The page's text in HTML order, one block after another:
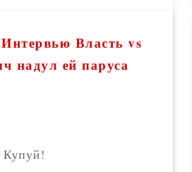
Власть vs
надул ей паруса
Купуй!